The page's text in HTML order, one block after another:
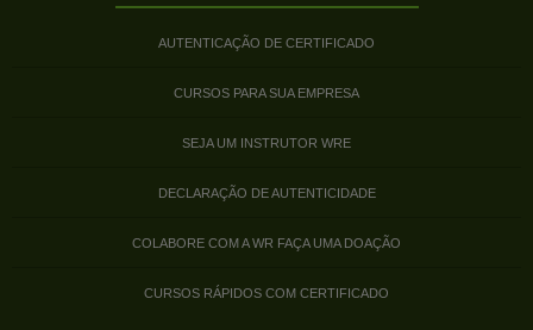
AUTENTICAÇÃO DE CERTIFICADO
CURSOS PARA SUA EMPRESA
SEJA UM INSTRUTOR WRE
DECLARAÇÃO DE AUTENTICIDADE
COLABORE COM A WR FAÇA UMA DOAÇÃO
CURSOS RÁPIDOS COM CERTIFICADO